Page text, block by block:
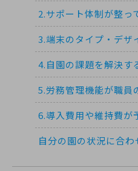
2.サポート体制が整っ
3.端末のタイプ・デザ
4.自園の課題を解決す
5.労務管理機能が職員
6.導入費用や維持費が
自分の園の状況に合